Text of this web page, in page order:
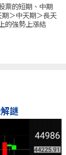
票的短期、中期
＞中天期＞長天
的強勢上漲結
謎